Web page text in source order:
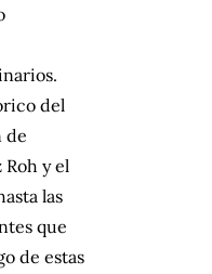
del
de
y el
las
que
de estas